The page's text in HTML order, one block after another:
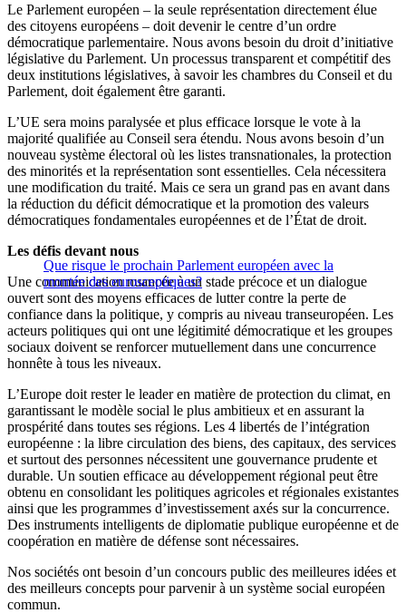
Le Parlement européen – la seule représentation directement élue
des citoyens européens – doit devenir le centre d’un ordre
démocratique parlementaire. Nous avons besoin du droit d’initiative
législative du Parlement. Un processus transparent et compétitif des
deux institutions législatives, à savoir les chambres du Conseil et du
Parlement, doit également être garanti.
L’UE sera moins paralysée et plus efficace lorsque le vote à la
majorité qualifiée au Conseil sera étendu. Nous avons besoin d’un
nouveau système électoral où les listes transnationales, la protection
des minorités et la représentation sont essentielles. Cela nécessitera
une modification du traité. Mais ce sera un grand pas en avant dans
la réduction du déficit démocratique et la promotion des valeurs
démocratiques fondamentales européennes et de l’État de droit.
Que risque le prochain Parlement européen avec la
montée des eurosceptiques?
Les défis devant nous
Une communication nuancée à un stade précoce et un dialogue
ouvert sont des moyens efficaces de lutter contre la perte de
confiance dans la politique, y compris au niveau transeuropéen. Les
acteurs politiques qui ont une légitimité démocratique et les groupes
sociaux doivent se renforcer mutuellement dans une concurrence
honnête à tous les niveaux.
L’Europe doit rester le leader en matière de protection du climat, en
garantissant le modèle social le plus ambitieux et en assurant la
prospérité dans toutes ses régions. Les 4 libertés de l’intégration
européenne : la libre circulation des biens, des capitaux, des services
et surtout des personnes nécessitent une gouvernance prudente et
durable. Un soutien efficace au développement régional peut être
obtenu en consolidant les politiques agricoles et régionales existantes
ainsi que les programmes d’investissement axés sur la concurrence.
Des instruments intelligents de diplomatie publique européenne et de
coopération en matière de défense sont nécessaires.
Nos sociétés ont besoin d’un concours public des meilleures idées et
des meilleurs concepts pour parvenir à un système social européen
commun.